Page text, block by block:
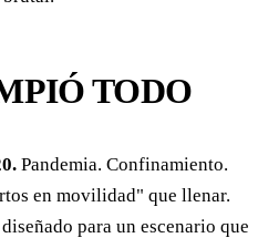
TODO
Pandemia. Confinamiento.
en movilidad" que llenar.
para un escenario que